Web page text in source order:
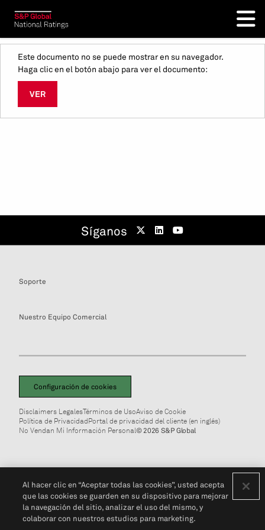
Este documento no se puede mostrar en su navegador.
Haga clic en el botón abajo para ver el documento:
VER
Síganos
Soporte
Nuestro Equipo Comercial
Configuración de cookies
Disclaimers LegalesTérminos de UsoAviso de Cookie
Política de PrivacidadPortal de privacidad del cliente (en inglés)
No Vendan Mi Información Personal© 2026 S&P Global
Al hacer clic en “Aceptar todas las cookies”, usted acepta
que las cookies se guarden en su dispositivo para mejorar
la navegación del sitio, analizar el uso del mismo, y
colaborar con nuestros estudios para marketing.